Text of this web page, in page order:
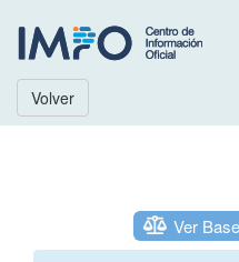
Volver
Ver